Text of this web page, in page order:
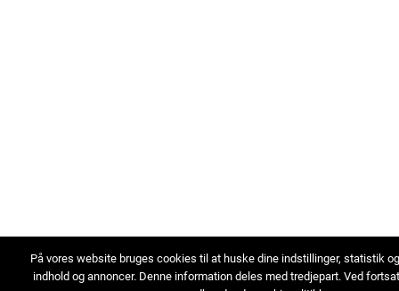
På vores website bruges cookies til at huske dine indstillinger, statistik
indhold og annoncer. Denne information deles med tredjepart. Ved